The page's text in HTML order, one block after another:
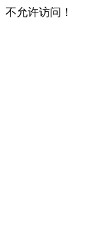
不允许访问！